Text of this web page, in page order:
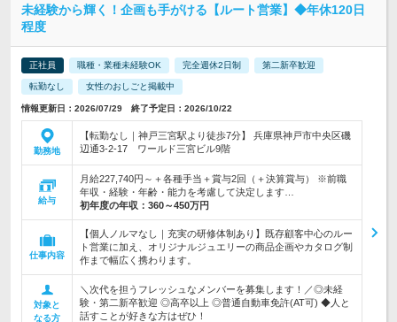
未経験から輝く！企画も手がける【ルート営業】◆年休120日
程度
正社員 職種・業種未経験OK 完全週休2日制 第二新卒歓迎
転勤なし 女性のおしごと掲載中
情報更新日：2026/07/29 終了予定日：2026/10/22
勤務地
【転勤なし｜神戸三宮駅より徒歩7分】 兵庫県神戸市中央区磯
辺通3-2-17 ワールド三宮ビル9階
給与
月給227,740円～＋各種手当＋賞与2回（＋決算賞与） ※前職
年収・経験・年齢・能力を考慮して決定します…
初年度の年収： 360～450万円
仕事内容
【個人ノルマなし｜充実の研修体制あり】既存顧客中心のルー
ト営業に加え、オリジナルジュエリーの商品企画やカタログ制
作まで幅広く携わります。
対象と
なる方
＼次代を担うフレッシュなメンバーを募集します！／◎未経
験・第二新卒歓迎 ◎高卒以上 ◎普通自動車免許(AT可) ◆人と
話すことが好きな方はぜひ！